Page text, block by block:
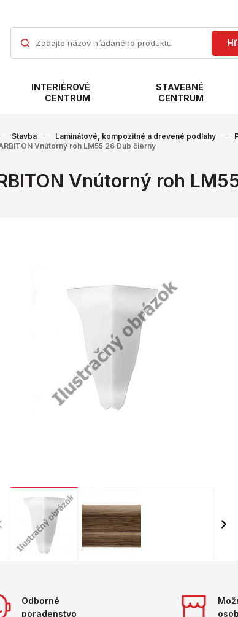
INTERIÉROVÉ
CENTRUM
STAVEBNÉ
CENTRUM
Stavba Laminátové, kompozitné a drevené podlahy
Vnútorný roh LM55 26 Dub čierny
Vnútorný roh
Odborné
poradenstvo